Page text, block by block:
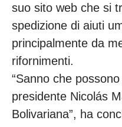
suo sito web che si
spedizione di aiuti
principalmente da
rifornimenti.
“Sanno che
presidente Nicolás
Bolivariana”, ha